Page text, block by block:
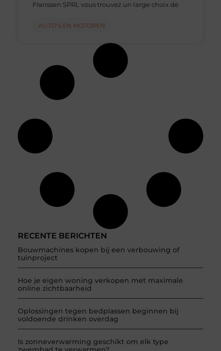
RECENTE BERICHTEN
Bouwmachines kopen bij een verbouwing of
tuinproject
Hoe je eigen woning verkopen met maximale
online zichtbaarheid
Oplossingen tegen bedplassen beginnen bij
voldoende drinken overdag
Is zonneverwarming geschikt om elk type
Franssen SPRL vous trouvez un large choix de
AUTO'S EN MOTOREN